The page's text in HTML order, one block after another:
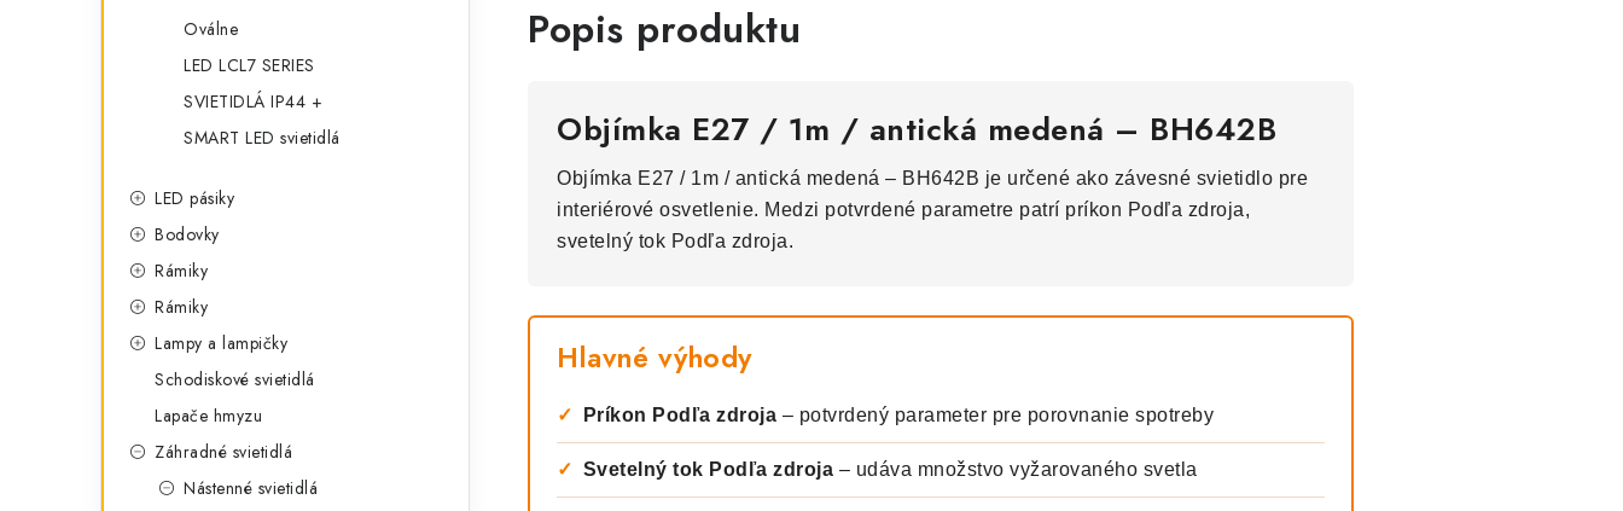
Oválne
LED LCL7 SERIES
SVIETIDLÁ IP44 +
SMART LED svietidlá
LED pásiky
Bodovky
Rámiky
Rámiky
Lampy a lampičky
Schodiskové svietidlá
Lapače hmyzu
Záhradné svietidlá
Nástenné svietidlá
Popis produktu
Objímka E27 / 1m / antická medená – BH642B
Objímka E27 / 1m / antická medená – BH642B je určené ako závesné svietidlo pre
interiérové osvetlenie. Medzi potvrdené parametre patrí príkon Podľa zdroja,
svetelný tok Podľa zdroja.
Hlavné výhody
✓ Príkon Podľa zdroja – potvrdený parameter pre porovnanie spotreby
✓ Svetelný tok Podľa zdroja – udáva množstvo vyžarovaného svetla